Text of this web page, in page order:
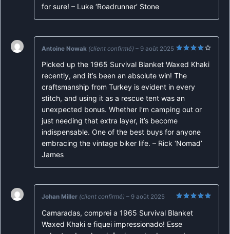
for sure! – Luke ‘Roadrunner’ Stone
sur 5
Antoine Nowak (client confirmé) – 9 août 2025
Picked up the 1965 Survival Blanket Waxed Khaki
recently, and it’s been an absolute win! The
craftsmanship from Turkey is evident in every
stitch, and using it as a rescue tent was an
unexpected bonus. Whether I’m camping out or
just needing that extra layer, it’s become
indispensable. One of the best buys for anyone
embracing the vintage biker life. – Rick ‘Nomad’
James
5
Johan Miller (client confirmé) – 9 août 2025
Camaradas, comprei a 1965 Survival Blanket
Waxed Khaki e fiquei impressionado! Esse